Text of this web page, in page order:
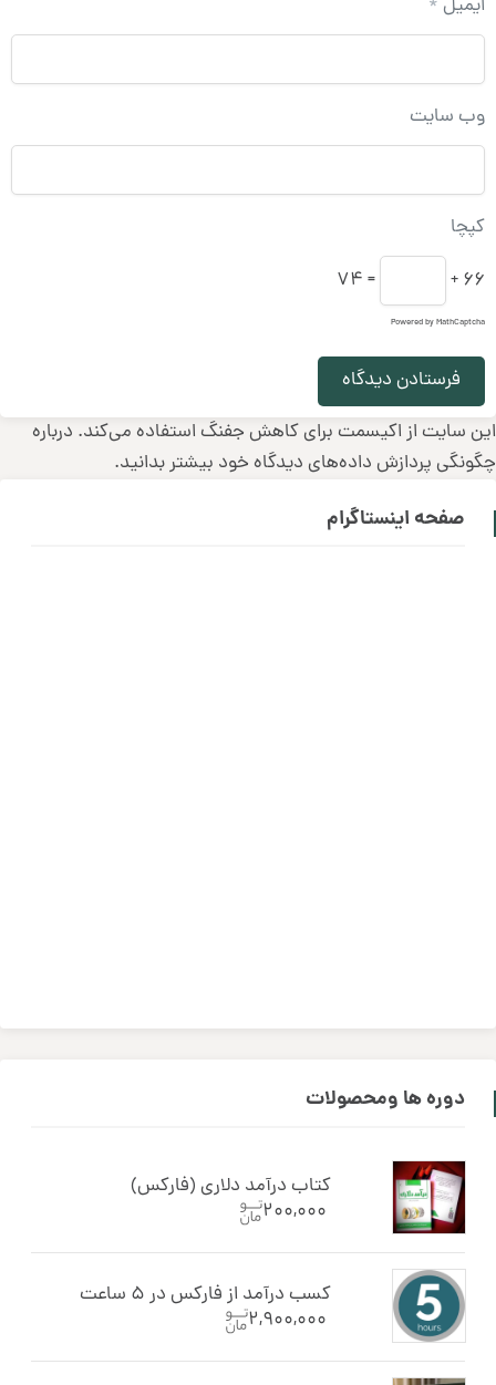
*
سایت
Powered by
سایت از اکیسمت برای کاهش جفنگ استفاده می‌کند.درباره
پردازش داده‌های دیدگاه خود بیشتر بدانید.
صفحه اینستاگرام
دوره ‌ها ومحصولات
کتاب درآمد دلاری (فارکس)
۲۰۰,۰۰۰
کسب درآمد از فارکس در 5 ساعت
۲,۹۰۰,۰۰۰